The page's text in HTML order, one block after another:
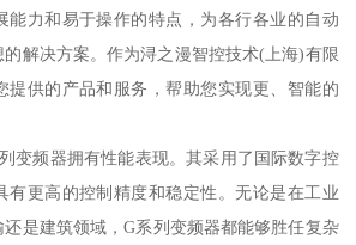
能力和易于操作的特点，为各行各业的自动
解决方案。作为浔之漫智控技术(上海)有限
提供的产品和服务，帮助您实现更、智能的
器拥有性能表现。其采用了国际数字控
有更高的控制精度和稳定性。无论是在工业
是建筑领域，G系列变频器都能够胜任复杂